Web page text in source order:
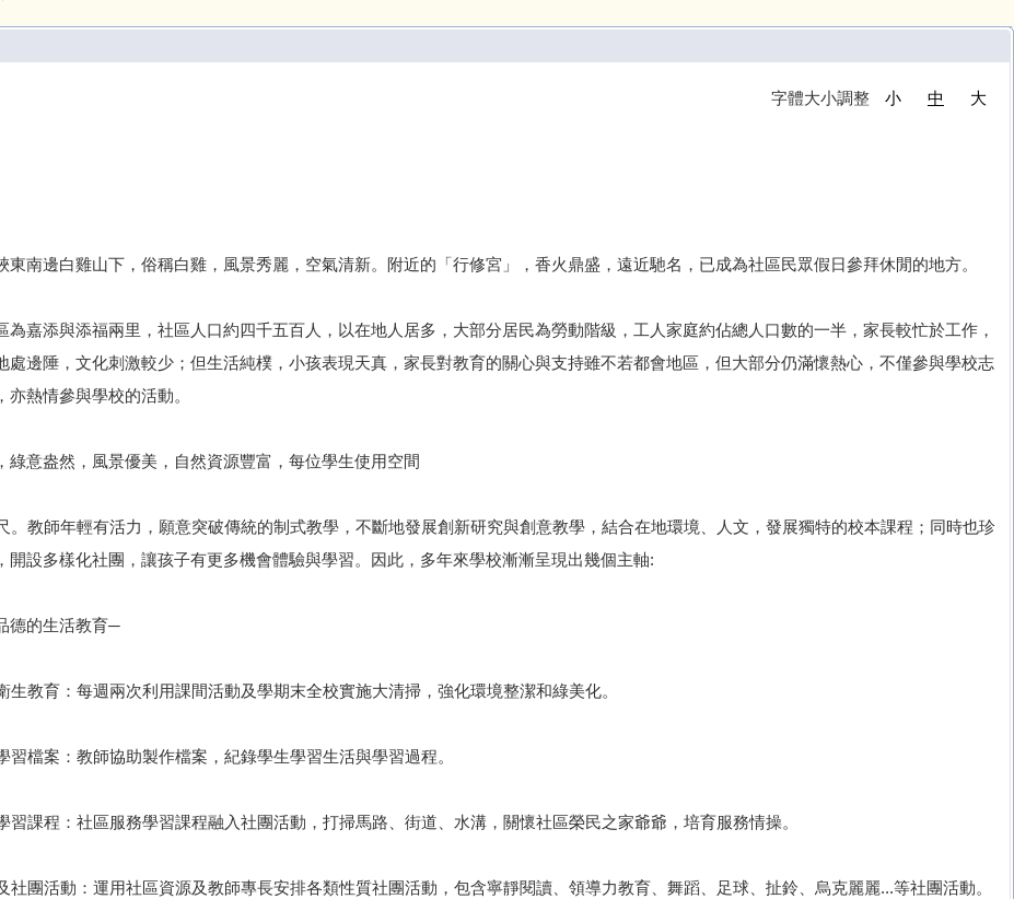
字體大小調整 小 中
大
東南邊白雞山下，俗稱白雞，風景秀麗，空氣清新。附近的「行修宮」，香火鼎盛，遠近馳名，已成為社區民眾假日參拜休閒的地方。
為嘉添與添福兩里，社區人口約四千五百人，以在地人居多，大部分居民為勞動階級，工人家庭約佔總人口數的一半，家長較忙於工作，
處邊陲，文化刺激較少；但生活純樸，小孩表現天真，家長對教育的關心與支持雖不若都會地區，但大部分仍滿懷熱心，不僅參與學校志
亦熱情參與學校的活動。
綠意盎然，風景優美，自然資源豐富，每位學生使用空間
。教師年輕有活力，願意突破傳統的制式教學，不斷地發展創新研究與創意教學，結合在地環境、人文，發展獨特的校本課程；同時也珍
開設多樣化社團，讓孩子有更多機會體驗與學習。因此，多年來學校漸漸呈現出幾個主軸:
德的生活教育─
生教育：每週兩次利用課間活動及學期末全校實施大清掃，強化環境整潔和綠美化。
習檔案：教師協助製作檔案，紀錄學生學習生活與學習過程。
習課程：社區服務學習課程融入社團活動，打掃馬路、街道、水溝，關懷社區榮民之家爺爺，培育服務情操。
社團活動：運用社區資源及教師專長安排各類性質社團活動，包含寧靜閱讀、領導力教育、舞蹈、足球、扯鈴、烏克麗麗...等社團活動。